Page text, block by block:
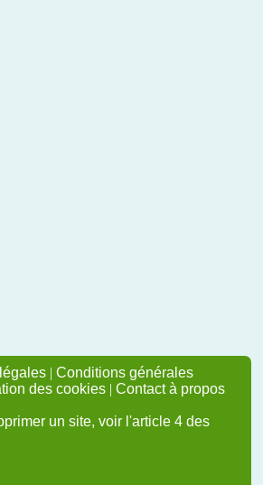
| Conditions générales
des cookies | Contact à propos
un site, voir l'article 4 des